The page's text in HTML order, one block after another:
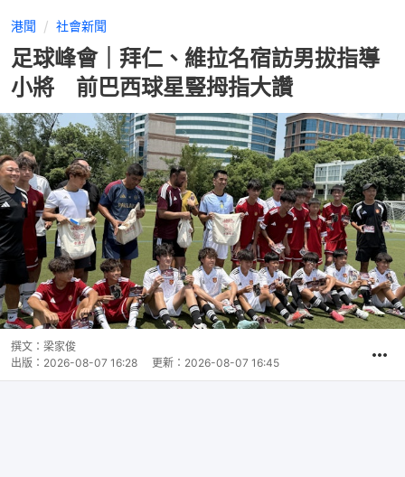
港聞 社會新聞
足球峰會｜拜仁、維拉名宿訪男拔指導
小將 前巴西球星豎拇指大讚
撰文： 梁家俊
出版： 2026-08-07 16:28 更新： 2026-08-07 16:45